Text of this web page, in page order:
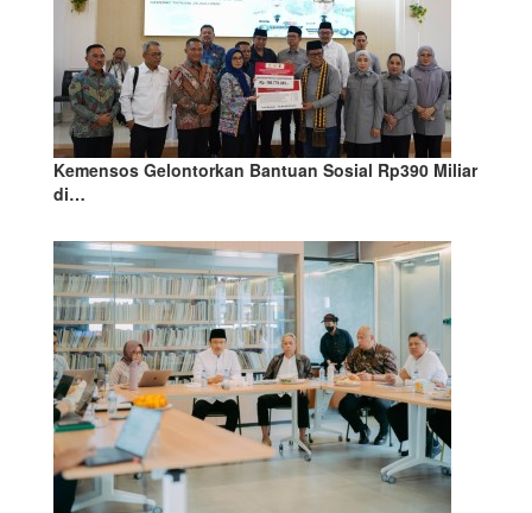
Kemensos Gelontorkan Bantuan Sosial Rp390 Miliar
di…